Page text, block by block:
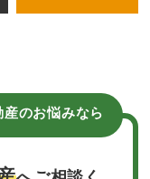
のお悩みなら